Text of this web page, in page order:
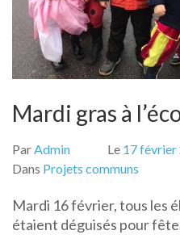
Mardi gras à
ParAdmin Le 17 février
Dans Projets communs
Mardi 16 février, tous les
étaient déguisés pour